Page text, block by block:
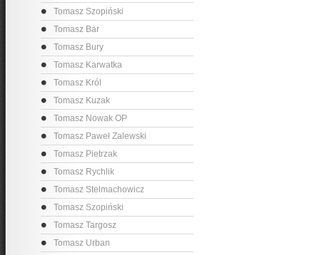
Tomasz Szopiński
Tomasz Bar
Tomasz Bury
Tomasz Karwatka
Tomasz Król
Tomasz Kuzak
Tomasz Nowak OP
Tomasz Paweł Zalewski
Tomasz Pietrzak
Tomasz Rychlik
Tomasz Stelmachowicz
Tomasz Szopiński
Tomasz Targosz
Tomasz Urban